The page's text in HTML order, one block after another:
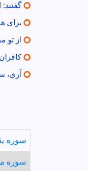
براى
از تو
آرى،
سوره
سوره